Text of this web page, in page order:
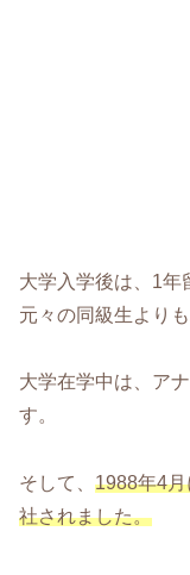
大学入学後は、1年
元々の同級生よりも
大学在学中は、ア
す。
そして、 1988年4
社されました。